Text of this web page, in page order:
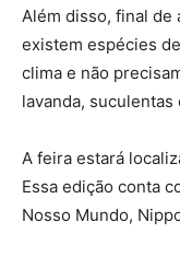
Além disso, final de
existem espécies
clima e não
lavanda, suculentas
A feira estará
Essa edição conta
Nosso Mundo,